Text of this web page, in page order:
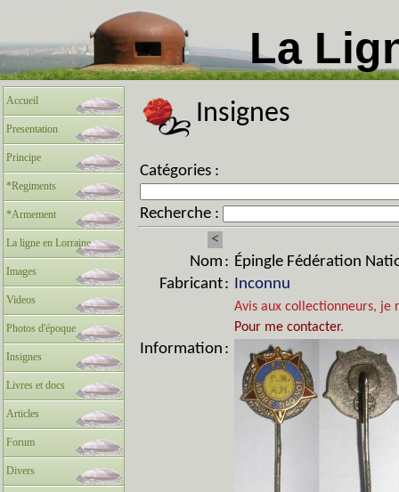
La
Accueil
Presentation
Principe
*Regiments
*Armement
La ligne en Lorraine
Images
Videos
Photos d'époque
Insignes
Livres et docs
Articles
Forum
Divers
Insignes
Catégories :
Recherche :
<
Nom : Épingle Fédération
Fabricant: Inconnu
Avis aux collectionneurs,
Pour me contacter.
Information :